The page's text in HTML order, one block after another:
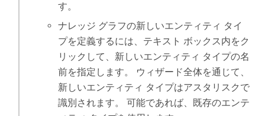
す。
ナレッジ グラフの新しいエンティティ タイ
プを定義するには、テキスト ボックス内をク
リックして、新しいエンティティ タイプの名
前を指定します。 ウィザード全体を通じて、
新しいエンティティ タイプはアスタリスクで
識別されます。 可能であれば、既存のエンテ